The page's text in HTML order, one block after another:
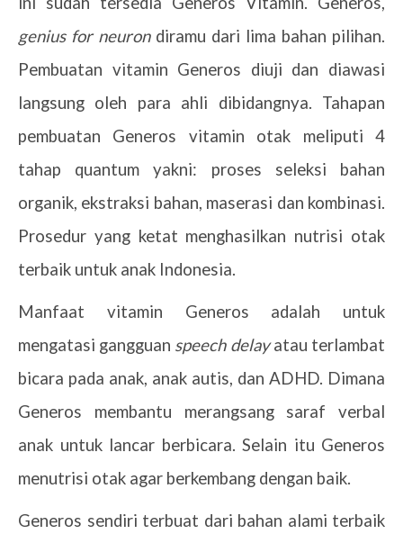
genius for neurondiramu dari lima bahan pilihan.
Pembuatan vitamin Generos diuji dan diawasi
langsung oleh para ahli dibidangnya. Tahapan
pembuatan Generos vitamin otak meliputi 4
tahap quantum yakni: proses seleksi bahan
organik, ekstraksi bahan, maserasi dan kombinasi.
Prosedur yang ketat menghasilkan nutrisi otak
terbaik untuk anak Indonesia.
Manfaat vitamin Generos adalah untuk
mengatasi gangguan speech delayatau terlambat
bicara pada anak, anak autis, dan ADHD. Dimana
Generos membantu merangsang saraf verbal
anak untuk lancar berbicara. Selain itu Generos
menutrisi otak agar berkembang dengan baik.
Generos sendiri terbuat dari bahan alami terbaik